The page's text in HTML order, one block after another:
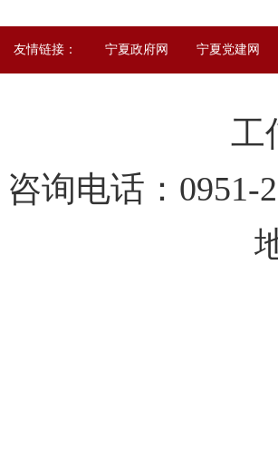
友情链接： 宁夏政府网 宁夏党建网
工
咨询电话：